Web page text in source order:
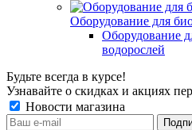
Оборудование для
Оборудование
водорослей
Будьте всегда в курсе!
Узнавайте о скидках и акциях
Новости магазина